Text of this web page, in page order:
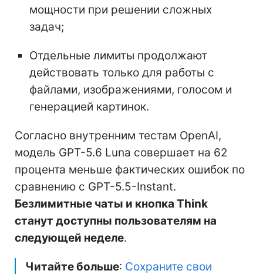
мощности при решении сложных
задач;
Отдельные лимиты продолжают
действовать только для работы с
файлами, изображениями, голосом и
генерацией картинок.
Согласно внутренним тестам OpenAI,
модель GPT-5.6 Luna совершает на 62
процента меньше фактических ошибок по
сравнению с GPT-5.5-Instant.
Безлимитные чаты и кнопка Think
станут доступны пользователям на
следующей неделе.
Читайте больше: Сохраните свои